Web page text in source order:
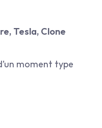
Tesla, Clone
moment type